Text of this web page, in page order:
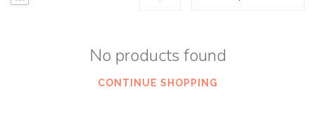
No products found
CONTINUE SHOPPING